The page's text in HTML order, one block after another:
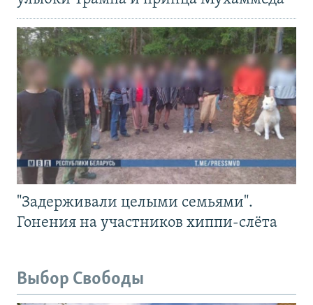
"Задерживали целыми семьями".
Гонения на участников хиппи-слёта
Выбор Свободы